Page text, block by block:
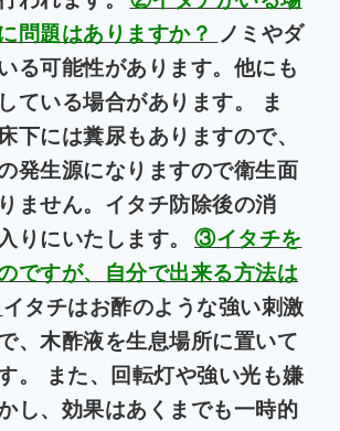
問題はありますか？ ノミやダ
る可能性があります。他にも
ている場合があります。 ま
下には糞尿もありますので、
発生源になりますので衛生面
ません。 イタチ防除後の消
りにいたします。
③イタチを
ですが、自分で出来る方法は
イタチはお酢のような強い刺激
、木酢液を生息場所に置いて
。 また、回転灯や強い光も嫌
し、効果はあくまでも一時的